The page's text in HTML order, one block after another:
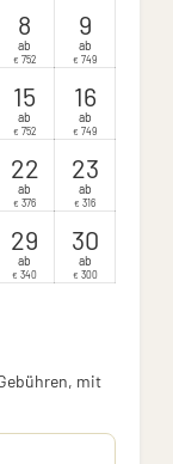
8
ab
€ 752
9
ab
€ 749
15
ab
€ 752
16
ab
€ 749
22
ab
€ 376
23
ab
€ 316
29
ab
€ 340
30
ab
€ 300
mit